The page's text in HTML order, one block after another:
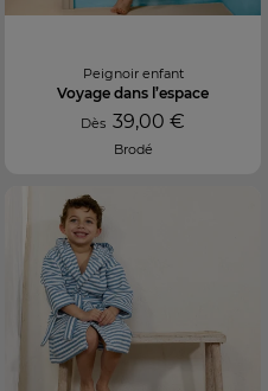
FR
BE
Peignoir enfant
Voyage dans l’espace
Dès39,00 €
Brodé